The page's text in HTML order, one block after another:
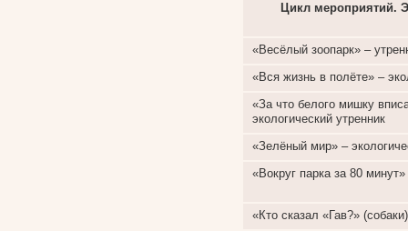
Цикл мероприятий.
«Весёлый зоопарк» –
«Вся жизнь в полёте» –
«За что белого мишку
экологический утренник
«Зелёный мир» –
«Вокруг парка за 80
«Кто сказал «Гав?»